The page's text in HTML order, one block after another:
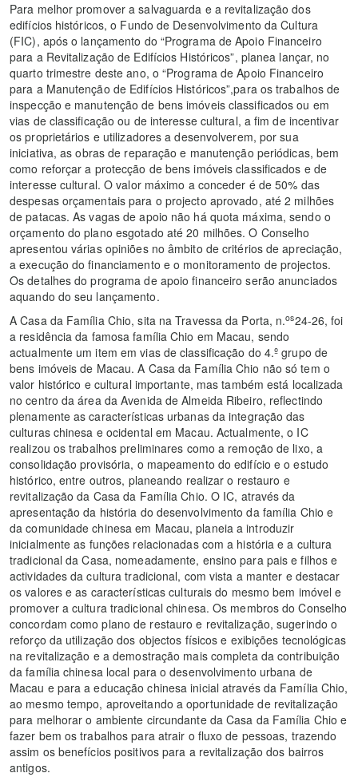
Para melhor promover a salvaguarda e a revitalização dos
edifícios históricos, o Fundo de Desenvolvimento da Cultura
(FIC), após o lançamento do “Programa de Apoio Financeiro
para a Revitalização de Edifícios Históricos”, planea lançar, no
quarto trimestre deste ano, o “Programa de Apoio Financeiro
para a Manutenção de Edifícios Históricos”,para os trabalhos de
inspecção e manutenção de bens imóveis classificados ou em
vias de classificação ou de interesse cultural, a fim de incentivar
os proprietários e utilizadores a desenvolverem, por sua
iniciativa, as obras de reparação e manutenção periódicas, bem
como reforçar a protecção de bens imóveis classificados e de
interesse cultural. O valor máximo a conceder é de 50% das
despesas orçamentais para o projecto aprovado, até 2 milhões
de patacas. As vagas de apoio não há quota máxima, sendo o
orçamento do plano esgotado até 20 milhões. O Conselho
apresentou várias opiniões no âmbito de critérios de apreciação,
a execução do financiamento e o monitoramento de projectos.
Os detalhes do programa de apoio financeiro serão anunciados
aquando do seu lançamento.
A Casa da Família Chio, sita na Travessa da Porta, n.os24-26, foi
a residência da famosa família Chio em Macau, sendo
actualmente um item em vias de classificação do 4.º grupo de
bens imóveis de Macau. A Casa da Família Chio não só tem o
valor histórico e cultural importante, mas também está localizada
no centro da área da Avenida de Almeida Ribeiro, reflectindo
plenamente as características urbanas da integração das
culturas chinesa e ocidental em Macau. Actualmente, o IC
realizou os trabalhos preliminares como a remoção de lixo, a
consolidação provisória, o mapeamento do edifício e o estudo
histórico, entre outros, planeando realizar o restauro e
revitalização da Casa da Família Chio. O IC, através da
apresentação da história do desenvolvimento da família Chio e
da comunidade chinesa em Macau, planeia a introduzir
inicialmente as funções relacionadas com a história e a cultura
tradicional da Casa, nomeadamente, ensino para pais e filhos e
actividades da cultura tradicional, com vista a manter e destacar
os valores e as características culturais do mesmo bem imóvel e
promover a cultura tradicional chinesa. Os membros do Conselho
concordam como plano de restauro e revitalização, sugerindo o
reforço da utilização dos objectos físicos e exibições tecnológicas
na revitalização e a demostração mais completa da contribuição
da família chinesa local para o desenvolvimento urbana de
Macau e para a educação chinesa inicial através da Família Chio,
ao mesmo tempo, aproveitando a oportunidade de revitalização
para melhorar o ambiente circundante da Casa da Família Chio e
fazer bem os trabalhos para atrair o fluxo de pessoas, trazendo
assim os benefícios positivos para a revitalização dos bairros
antigos.